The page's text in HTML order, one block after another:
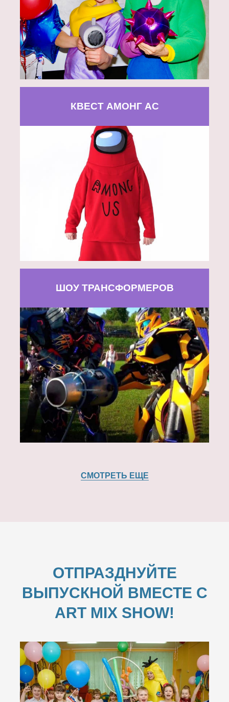
КВЕСТ АМОНГ АС
ШОУ ТРАНСФОРМЕРОВ
СМОТРЕТЬ ЕЩЕ
ОТПРАЗДНУЙТЕ
ВЫПУСКНОЙ ВМЕСТЕ С
ART MIX SHOW!